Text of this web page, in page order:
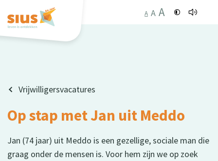
A A A
Vrijwilligersvacatures
Op stap met Jan uit Meddo
Jan (74 jaar) uit Meddo is een gezellige, sociale man die
graag onder de mensen is. Voor hem zijn we op zoek